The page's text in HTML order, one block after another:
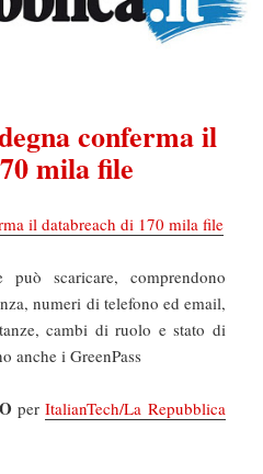
conferma il
mila file
il databreach di 170 mila file
scaricare, comprendono
numeri di telefono ed email,
cambi di ruolo e stato di
anche i GreenPass
perItalianTech/La Repubblica